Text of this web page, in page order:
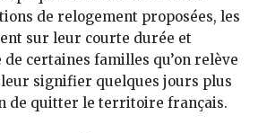
de relogement proposées, les
sur leur courte durée et
certaines familles qu’on relève
signifier quelques jours plus
de quitter le territoire français.